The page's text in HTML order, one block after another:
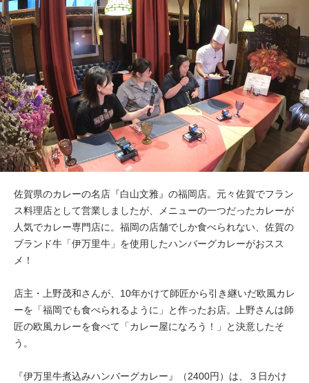
佐賀県のカレーの名店『白山文雅』の福岡店。元々佐賀でフラン
ス料理店として営業しましたが、メニューの一つだったカレーが
人気でカレー専門店に。福岡の店舗でしか食べられない、佐賀の
ブランド牛「伊万里牛」を使用したハンバーグカレーがおスス
メ！
店主・上野茂和さんが、10年かけて師匠から引き継いだ欧風カレ
ーを「福岡でも食べられるように」と作ったお店。上野さんは師
匠の欧風カレーを食べて「カレー屋になろう！」と決意したそ
う。
『伊万里牛煮込みハンバーグカレー』（2400円）は、３日かけ